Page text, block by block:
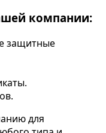
компании:
защитные
для